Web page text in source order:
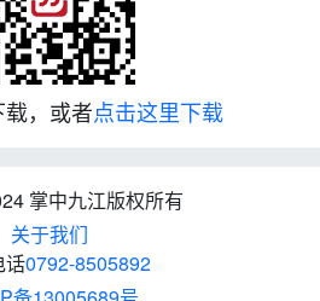
，或者点击这里下载
掌中九江版权所有
关于我们
话0792-8505892